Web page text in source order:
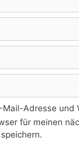
Mail-Adresse und
für meinen